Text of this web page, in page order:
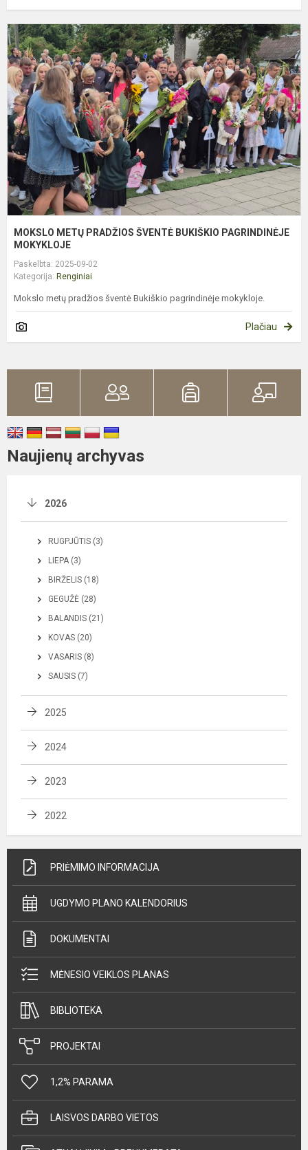
MOKSLO METŲ PRADŽIOS ŠVENTĖ BUKIŠKIO PAGRINDINĖJE
MOKYKLOJE
Paskelbta: 2025-09-02
Kategorija: Renginiai
Mokslo metų pradžios šventė Bukiškio pagrindinėje mokykloje.
Plačiau
Naujienų archyvas
2026
RUGPJŪTIS (3)
LIEPA (3)
BIRŽELIS (18)
GEGUŽĖ (28)
BALANDIS (21)
KOVAS (20)
VASARIS (8)
SAUSIS (7)
2025
2024
2023
2022
PRIĖMIMO INFORMACIJA
UGDYMO PLANO KALENDORIUS
DOKUMENTAI
MĖNESIO VEIKLOS PLANAS
BIBLIOTEKA
PROJEKTAI
1,2% PARAMA
LAISVOS DARBO VIETOS